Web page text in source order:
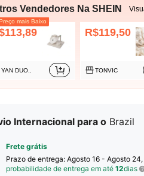
Vendedores Na SHEIN
mais Baixo
YAN DUO..
R$119,50
TONVIC
Internacional para o Brazil
Frete grátis
Prazo de entrega: Agosto 16 - Agosto 24,
probabilidade de entrega em até 12dias